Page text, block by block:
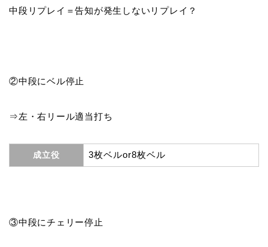
中段リプレイ＝告知が発生しないリプレイ？
②中段にベル停止
⇒左・右リール適当打ち
成立役 3枚ベルor8枚ベル
③中段にチェリー停止